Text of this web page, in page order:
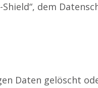
dem
Daten gelöscht